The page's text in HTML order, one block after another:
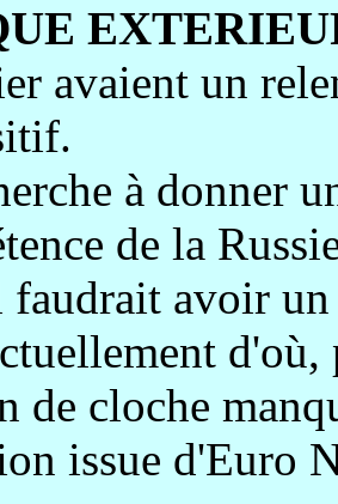
avaient un
à donner
de la
avoir un
d'où,
de cloche
issue d'Euro